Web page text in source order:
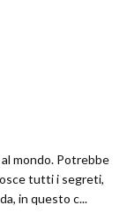
mondo. Potrebbe
tutti i segreti,
in questo c...